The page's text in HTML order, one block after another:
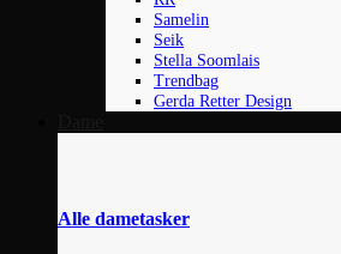
Samelin
Seik
Stella Soomlais
Trendbag
Gerda Retter Design
Alle dametasker